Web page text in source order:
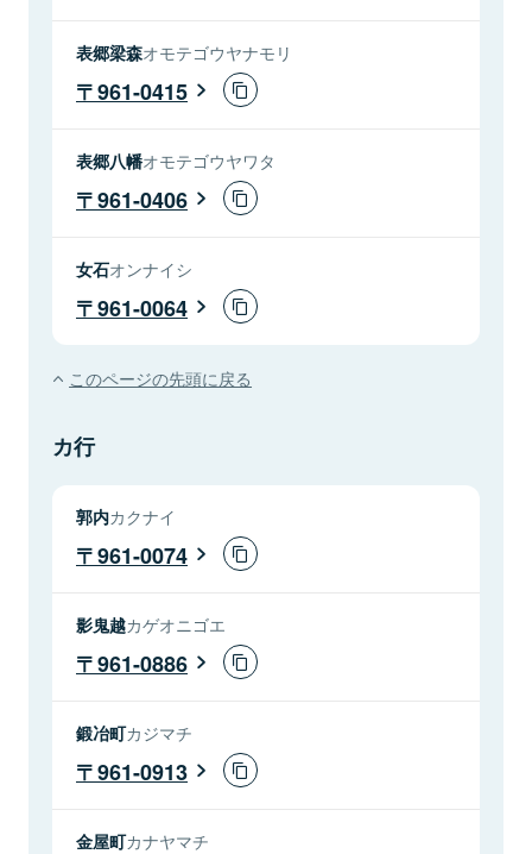
表郷梁森オモテゴウヤナモリ
961-0415
表郷八幡オモテゴウヤワタ
961-0406
女石オンナイシ
961-0064
このページの先頭に戻る
カ行
郭内カクナイ
961-0074
影鬼越カゲオニゴエ
961-0886
鍛冶町カジマチ
961-0913
金屋町カナヤマチ